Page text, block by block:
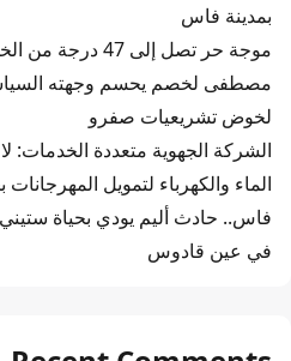
بمدينة فاس
موجة حر تصل إلى 47 درجة من الخميس حتى السبت
مصطفى لخصم يحسم وجهته
لخوض تشريعيات صفرو
الشركة الجهوية متعددة الخدمات:
الماء والكهرباء لتمويل
فاس.. حادث أليم يودي بحياة
في عين قادوس